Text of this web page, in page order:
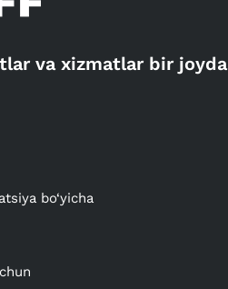
va xizmatlar bir joyda
bo‘yicha